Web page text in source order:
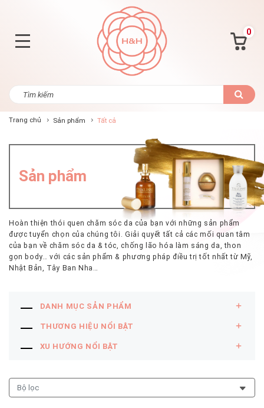
0
Trang chủ Sản phẩm Tất cả
Sản phẩm
Hoàn thiện thói quen chăm sóc da của bạn với những sản phẩm
được tuyển chọn của chúng tôi. Giải quyết tất cả các mối quan tâm
của bạn về chăm sóc da & tóc, chống lão hóa làm sáng da, thon
gọn body… với các sản phẩm & phương pháp điều trị tốt nhất từ Mỹ,
Nhật Bản, Tây Ban Nha…
DANH MỤC SẢN PHẨM
THƯƠNG HIỆU NỔI BẬT
XU HƯỚNG NỔI BẬT
Bộ lọc